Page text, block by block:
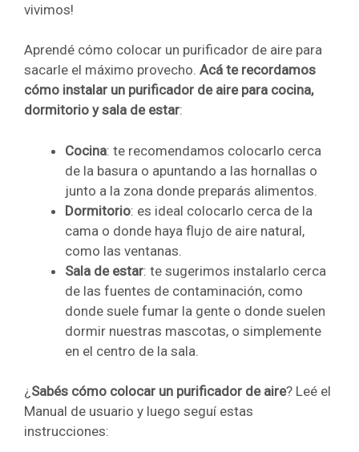
vivimos!
Aprendé cómo colocar un purificador de aire para
sacarle el máximo provecho. Acá te recordamos
cómo instalar un purificador de aire para cocina,
dormitorio y sala de estar:
Cocina: te recomendamos colocarlo cerca
de la basura o apuntando a las hornallas o
junto a la zona donde preparás alimentos.
Dormitorio: es ideal colocarlo cerca de la
cama o donde haya flujo de aire natural,
como las ventanas.
Sala de estar: te sugerimos instalarlo cerca
de las fuentes de contaminación, como
donde suele fumar la gente o donde suelen
dormir nuestras mascotas, o simplemente
en el centro de la sala.
¿ Sabés cómo colocar un purificador de aire? Leé el
Manual de usuario y luego seguí estas
instrucciones: